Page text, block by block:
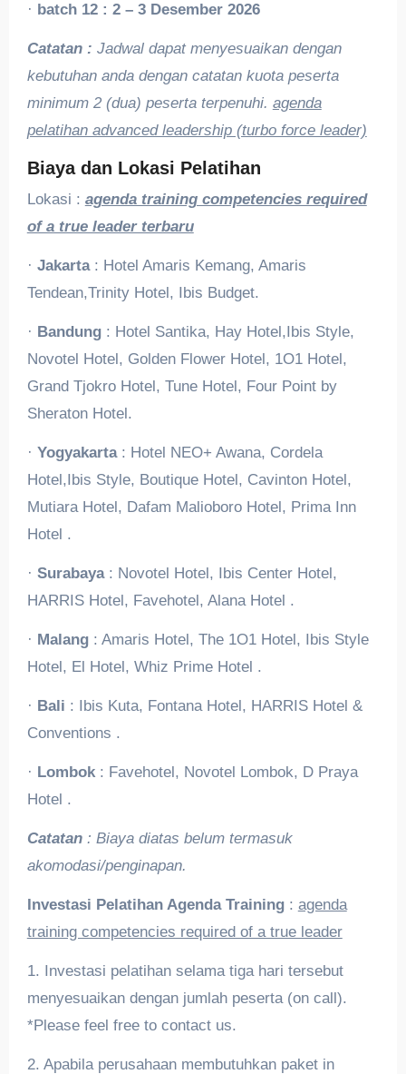
· batch 12 : 2 – 3 Desember 2026
Catatan : Jadwal dapat menyesuaikan dengan
kebutuhan anda dengan catatan kuota peserta
minimum 2 (dua) peserta terpenuhi. agenda
pelatihan advanced leadership (turbo force leader)
Biaya dan Lokasi Pelatihan
Lokasi : agenda training competencies required
of a true leader terbaru
· Jakarta : Hotel Amaris Kemang, Amaris
Tendean,Trinity Hotel, Ibis Budget.
· Bandung: Hotel Santika, Hay Hotel,Ibis Style,
Novotel Hotel, Golden Flower Hotel, 1O1 Hotel,
Grand Tjokro Hotel, Tune Hotel, Four Point by
Sheraton Hotel.
· Yogyakarta : Hotel NEO+ Awana, Cordela
Hotel,Ibis Style, Boutique Hotel, Cavinton Hotel,
Mutiara Hotel, Dafam Malioboro Hotel, Prima Inn
Hotel .
· Surabaya: Novotel Hotel, Ibis Center Hotel,
HARRIS Hotel, Favehotel, Alana Hotel .
· Malang: Amaris Hotel, The 1O1 Hotel, Ibis Style
Hotel, El Hotel, Whiz Prime Hotel .
· Bali : Ibis Kuta, Fontana Hotel, HARRIS Hotel &
Conventions .
· Lombok: Favehotel, Novotel Lombok, D Praya
Hotel .
Catatan : Biaya diatas belum termasuk
akomodasi/penginapan.
Investasi Pelatihan Agenda Training : agenda
training competencies required of a true leader
1. Investasi pelatihan selama tiga hari tersebut
menyesuaikan dengan jumlah peserta (on call).
*Please feel free to contact us.
2. Apabila perusahaan membutuhkan paket in